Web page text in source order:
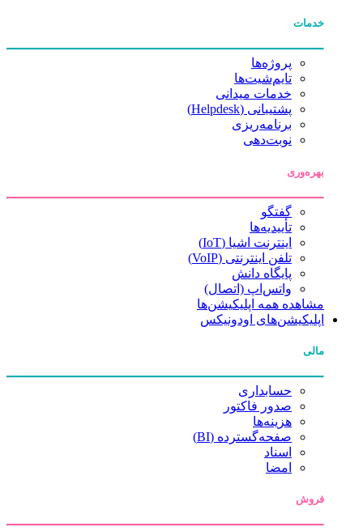
خدمات
پروژه‌ها
تایم‌شیت‌ها
خدمات میدانی
پشتیبانی (Helpdesk)
برنامه‌ریزی
نوبت‌دهی
بهره‌وری
گفتگو
تأییدیه‌ها
اینترنت اشیا (IoT)
تلفن اینترنتی (VoIP)
پایگاه دانش
واتس‌اپ (اتصال)
مشاهده همه اپلیکیشن‌ها
اپلیکیشن‌های اودونیکس
مالی
حسابداری
صدور فاکتور
هزینه‌ها
صفحه‌گسترده (BI)
اسناد
امضا
فروش